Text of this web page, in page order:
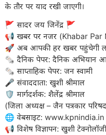
के तौर पर याद रखी जाएगी।
​🚩 सादर जय जिनेंद्र 🚩
​📢 खबर पर नजर (Khabar Par
🚀 अब आपकी हर खबर पहुंचेगी
​🗞️ दैनिक पेपर: दैनिक अभियान
🗞️ साप्ताहिक पेपर: जन स्वामी
​🎤 संवाददाता: खुशी श्रीमाल
🛡️ मार्गदर्शक: शैलेंद्र श्रीमाल
(जिला अध्यक्ष – जैन पत्रकार
​🌐 वेबसाइट: www.kpnindia.in
​📢 विशेष विज्ञापन: खुशी